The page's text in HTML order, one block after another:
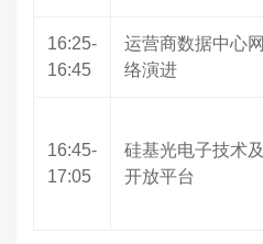
16:25-
16:45
运营商数据中心网
络演进
16:45-
17:05
硅基光电子技术及
开放平台